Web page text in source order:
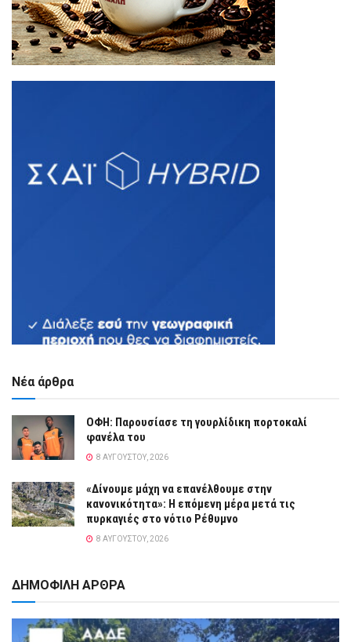
Νέα άρθρα
ΟΦΗ: Παρουσίασε τη γουρλίδικη πορτοκαλί
φανέλα του
8 ΑΥΓΟΎΣΤΟΥ, 2026
«Δίνουμε μάχη να επανέλθουμε στην
κανονικότητα»: Η επόμενη μέρα μετά τις
πυρκαγιές στο νότιο Ρέθυμνο
8 ΑΥΓΟΎΣΤΟΥ, 2026
ΔΗΜΟΦΙΛΗ ΑΡΘΡΑ